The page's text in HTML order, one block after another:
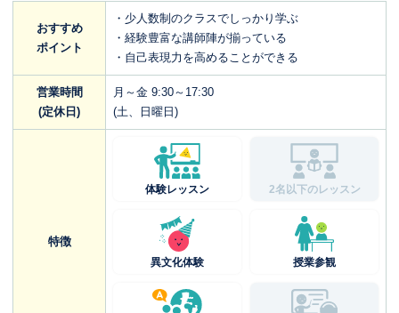
おすすめ
ポイント
・少人数制のクラスでしっかり学ぶ
・経験豊富な講師陣が揃っている
・自己表現力を高めることができる
営業時間
(定休日)
月～金 9:30～17:30
(土、日曜日)
特徴
体験レッスン 2名以下のレッスン
異文化体験 授業参観